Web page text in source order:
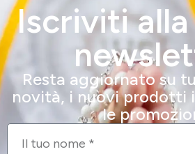
Iscriviti
Resta aggiornato su
novità, i nuovi prodotti
le